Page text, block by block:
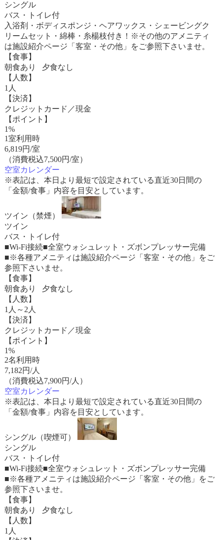
シングル
バス・トイレ付
入浴剤・ボディスポンジ・ヘアワックス・シェービングク
リームセット・綿棒・糸楊枝付き！※その他のアメニティ
は施設紹介ページ「客室・その他」をご参照下さいませ。
【食事】
朝食あり 夕食なし
【人数】
1人
【決済】
クレジットカード／現金
【ポイント】
1%
1室利用時
6,819円/室
（消費税込7,500円/室）
空室カレンダー
※表記は、本日より最短で設定されている直近30日間の
「金額/食事」内容を目安としています。
ツイン（禁煙）
ツイン
バス・トイレ付
■Wi-Fi接続■全室ウォシュレット・ズボンプレッサー完備
■※各種アメニティは施設紹介ページ「客室・その他」をご
参照下さいませ。
【食事】
朝食あり 夕食なし
【人数】
1人～2人
【決済】
クレジットカード／現金
【ポイント】
1%
2名利用時
7,182円/人
（消費税込7,900円/人）
空室カレンダー
※表記は、本日より最短で設定されている直近30日間の
「金額/食事」内容を目安としています。
シングル（喫煙可）
シングル
バス・トイレ付
■Wi-Fi接続■全室ウォシュレット・ズボンプレッサー完備
■※各種アメニティは施設紹介ページ「客室・その他」をご
参照下さいませ。
【食事】
朝食あり 夕食なし
【人数】
1人